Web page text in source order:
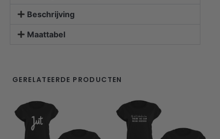
Beschrijving
Maattabel
GERELATEERDE PRODUCTEN